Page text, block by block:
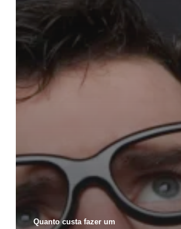
Quanto custa fazer um